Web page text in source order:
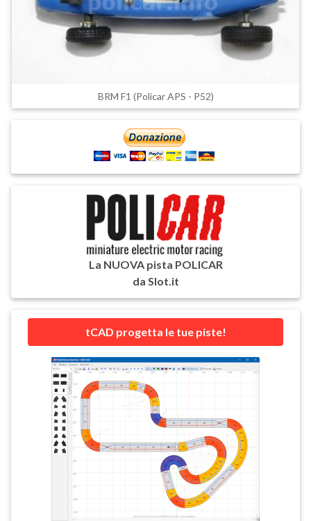
BRM F1 (Policar APS - P52)
La NUOVA pista POLICAR
da Slot.it
tCAD progetta le tue piste!